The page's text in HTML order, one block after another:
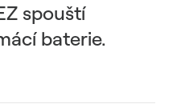
spouští
baterie.